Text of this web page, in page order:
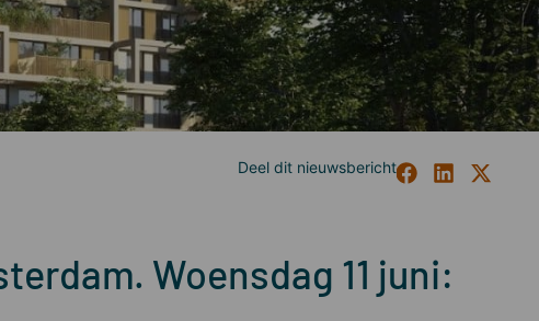
Woensdag 11 juni: